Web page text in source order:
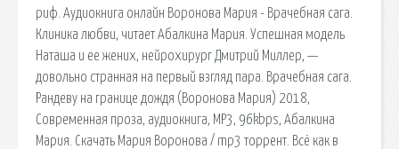
риф. Аудиокнига онлайн Воронова Мария - Врачебная сага.
Клиника любви, читает Абалкина Мария. Успешная модель
Наташа и ее жених, нейрохирург Дмитрий Миллер, —
довольно странная на первый взгляд пара. Врачебная сага.
Рандеву на границе дождя (Воронова Мария) 2018,
Современная проза, аудиокнига, MP3, 96kbps, Абалкина
Мария. Скачать Мария Воронова / mp3 торрент. Всё как в